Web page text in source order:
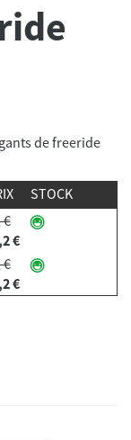
de freeride
STOCK
€
€
€
€